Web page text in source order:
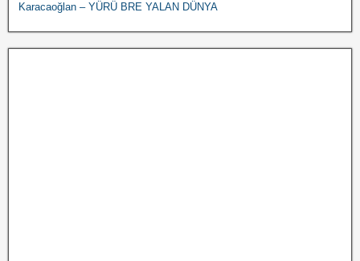
Karacaoğlan – YÜRÜ BRE YALAN DÜNYA